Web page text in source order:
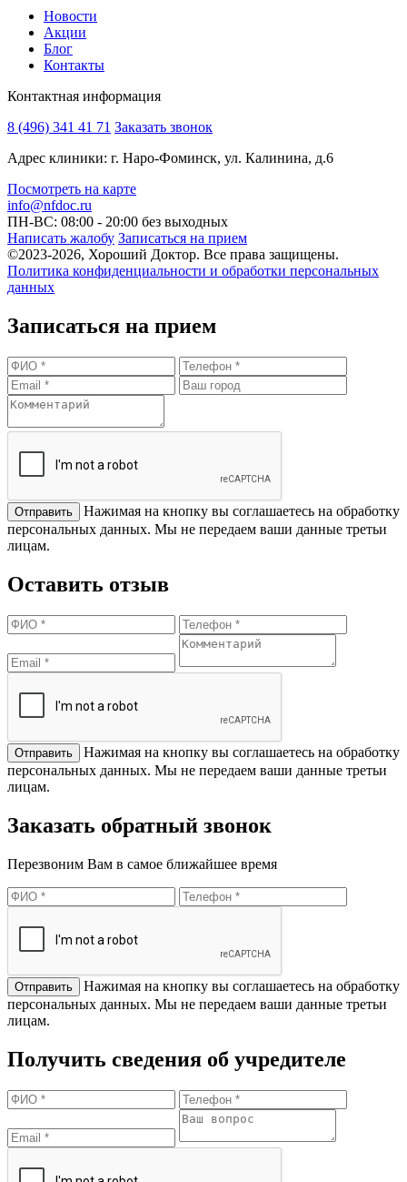
Новости
Акции
Блог
Контакты
Контактная информация
8 (496) 341 41 71 Заказать звонок
Адрес клиники: г. Наро-Фоминск, ул. Калинина, д.6
Посмотреть на карте
info@nfdoc.ru
ПН-ВС: 08:00 - 20:00 без выходных
Написать жалобу Записаться на прием
©2023-2026, Хороший Доктор. Все права защищены.
Политика конфиденциальности и обработки персональных
данных
Записаться на прием
Нажимая на кнопку вы соглашаетесь на обработку
персональных данных. Мы не передаем ваши данные третьи
лицам.
Оставить отзыв
Нажимая на кнопку вы соглашаетесь на обработку
персональных данных. Мы не передаем ваши данные третьи
лицам.
Заказать обратный звонок
Перезвоним Вам в самое ближайшее время
Нажимая на кнопку вы соглашаетесь на обработку
персональных данных. Мы не передаем ваши данные третьи
лицам.
Получить сведения об учредителе